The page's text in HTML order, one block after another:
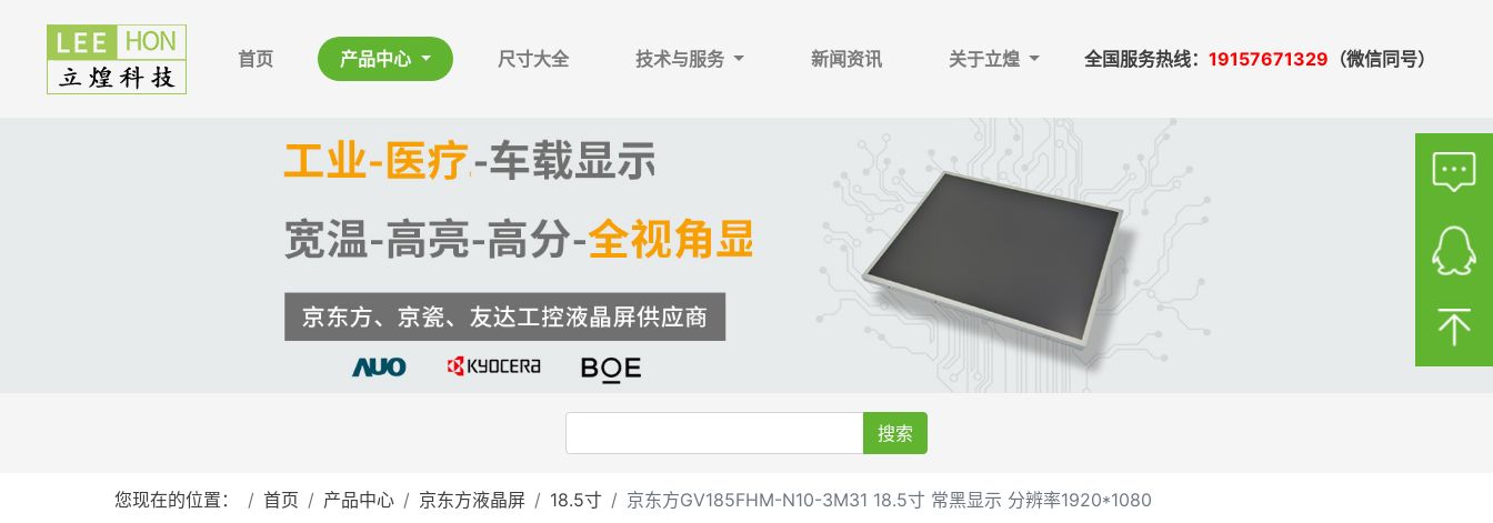
首页 产品中心 尺寸大全 技术与服务 新闻资讯 关于立煌 全国服务热线： 19157671329 （微信同号）
搜索
您现在的位置： 首页 产品中心 京东方液晶屏 18.5寸 京东方GV185FHM-N10-3M31 18.5寸 常黑显示 分辨率1920*1080